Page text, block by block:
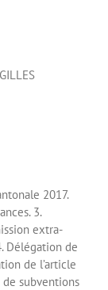
2017.
3.
extra-
Délégation de
de l’article
de subventions